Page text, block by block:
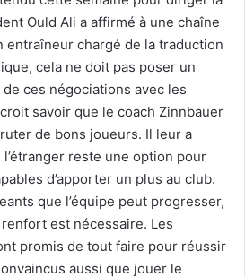
Ould Ali a affirmé à une chaîne
entraîneur chargé de la traduction
cela ne doit pas poser un
ces négociations avec les
savoir que le coach Zinnbauer
de bons joueurs. Il leur a
reste une option pour
d’apporter un plus au club.
que l’équipe peut progresser,
est nécessaire. Les
promis de tout faire pour réussir
aussi que jouer le